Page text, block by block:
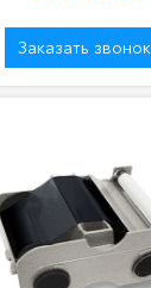
Заказать звонок